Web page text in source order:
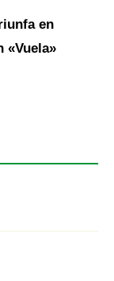
en
«Vuela»